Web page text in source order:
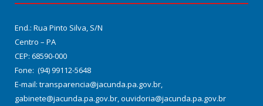
End.: Rua Pinto Silva, S/N
Centro – PA
CEP: 68590-000
Fone: (94) 99112-5648
E-mail: transparencia@jacunda.pa.gov.br,
gabinete@jacunda.pa.gov.br, ouvidoria@jacunda.pa.gov.br